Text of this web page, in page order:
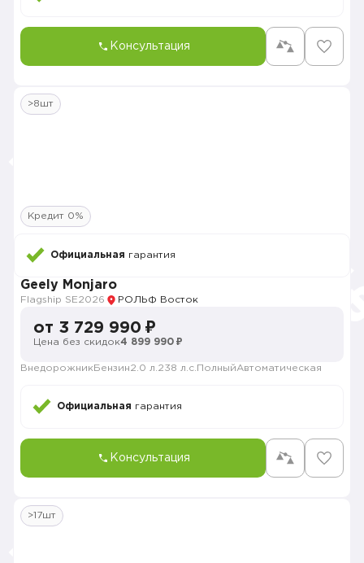
Консультация
>8шт
Кредит 0%
Официальная гарантия
Geely Monjaro
Flagship SE2026 РОЛЬФ Восток
от 3 729 990 ₽
Цена без скидок4 899 990 ₽
Внедорожник Бензин2.0 л. 238 л.с. ПолныйАвтоматическая
Официальная гарантия
Консультация
>17шт